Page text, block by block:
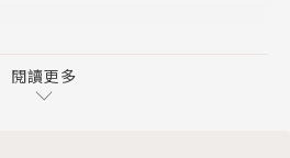
技術進展與應用趨勢，並加入觀
讀者快速掌握自動化與智慧化產
閱讀更多